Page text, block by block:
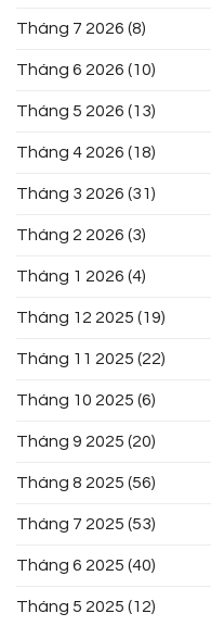
Tháng 7 2026 (8)
Tháng 6 2026 (10)
Tháng 5 2026 (13)
Tháng 4 2026 (18)
Tháng 3 2026 (31)
Tháng 2 2026 (3)
Tháng 1 2026 (4)
Tháng 12 2025 (19)
Tháng 11 2025 (22)
Tháng 10 2025 (6)
Tháng 9 2025 (20)
Tháng 8 2025 (56)
Tháng 7 2025 (53)
Tháng 6 2025 (40)
Tháng 5 2025 (12)